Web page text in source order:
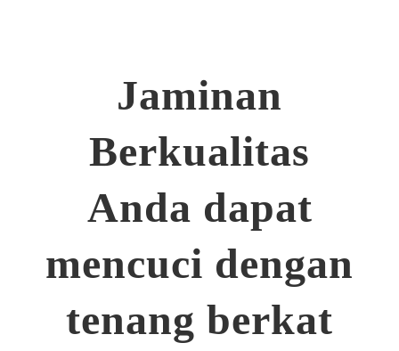
Jaminan
Berkualitas
Anda dapat
mencuci dengan
tenang berkat